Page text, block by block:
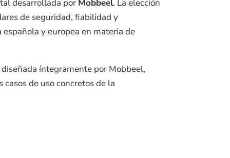
desarrollada por Mobbeel. La elección
de seguridad, fiabilidad y
y europea en materia de
íntegramente por Mobbeel,
de uso concretos de la